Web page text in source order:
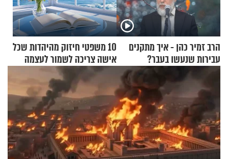
הרב זמיר כהן - איך מתקנים
עבירות שנעשו בעבר?
10 משפטי חיזוק מהיהדות שכל
אישה צריכה לשמור לעצמה